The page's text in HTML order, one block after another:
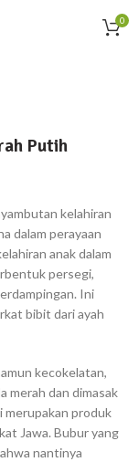
0
Putih
kelahiran
dalam perayaan
anak dalam
persegi,
Ini
bibit dari ayah
kecokelatan,
merah dan dimasak
merupakan produk
Jawa. Bubur yang
nantinya